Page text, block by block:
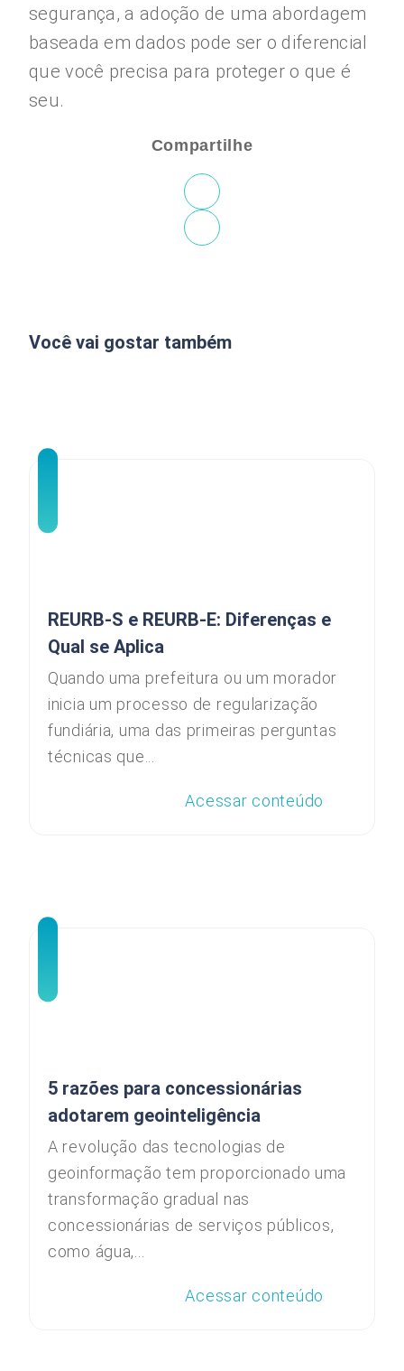
segurança, a adoção de uma abordagem
baseada em dados pode ser o diferencial
que você precisa para proteger o que é
seu.
Compartilhe
Você vai gostar também
REURB-S e REURB-E: Diferenças e
Qual se Aplica
Quando uma prefeitura ou um morador
inicia um processo de regularização
fundiária, uma das primeiras perguntas
técnicas que...
Acessar conteúdo
5 razões para concessionárias
adotarem geointeligência
A revolução das tecnologias de
geoinformação tem proporcionado uma
transformação gradual nas
concessionárias de serviços públicos,
como água,...
Acessar conteúdo